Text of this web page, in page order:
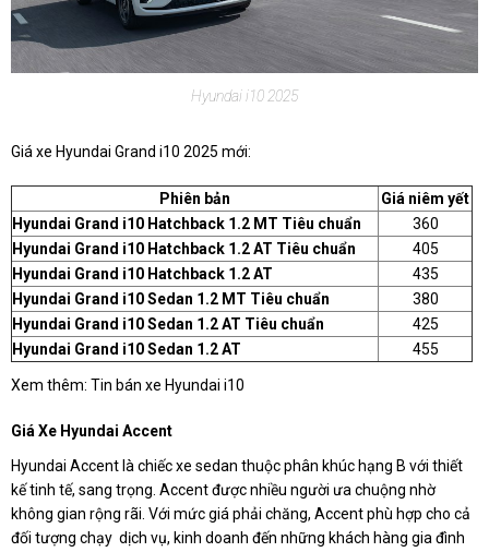
Hyundai i10 2025
Giá xe Hyundai Grand i10 2025 mới:
Phiên bản
Giá niêm yết
Hyundai Grand i10 Hatchback 1.2 MT Tiêu chuẩn
360
Hyundai Grand i10 Hatchback 1.2 AT Tiêu chuẩn
405
Hyundai Grand i10 Hatchback 1.2 AT
435
Hyundai Grand i10 Sedan 1.2 MT Tiêu chuẩn
380
Hyundai Grand i10 Sedan 1.2 AT Tiêu chuẩn
425
Hyundai Grand i10 Sedan 1.2 AT
455
Xem thêm: Tin bán xe Hyundai i10
Giá Xe Hyundai Accent
Hyundai Accent là chiếc xe sedan thuộc phân khúc hạng B với thiết
kế tinh tế, sang trọng. Accent được nhiều người ưa chuộng nhờ
không gian rộng rãi. Với mức giá phải chăng, Accent phù hợp cho cả
đối tượng chạy dịch vụ, kinh doanh đến những khách hàng gia đình